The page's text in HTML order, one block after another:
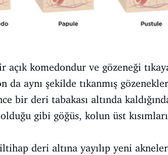
açık komedondur ve gözeneği
aynı şekilde tıkanmış
bir deri tabakası altında
gibi göğüs, kolun üst
deri altına yayılıp yeni